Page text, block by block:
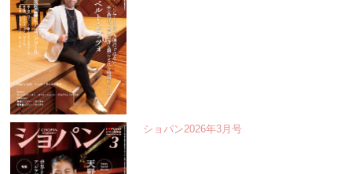
ショパン2026年3月号